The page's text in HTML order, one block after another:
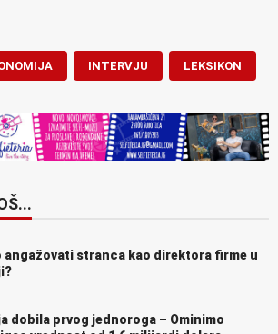
INTERVJU LEKSIKON
angažovati stranca kao direktora firme u
dobila prvog jednoroga – Ominimo